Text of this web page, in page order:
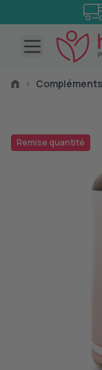
Open main
›
Remise quantité